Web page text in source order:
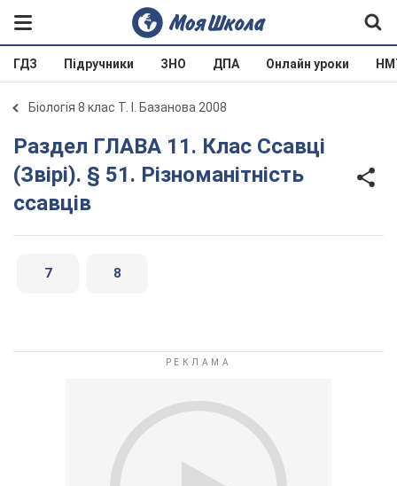
ГДЗ Підручники ЗНО ДПА Онлайн уроки
Біологія 8 клас Т. І. Базанова 2008
Раздел ГЛАВА 11. Клас Ссавці
(Звірі). § 51. Різноманітність
ссавців
7 8